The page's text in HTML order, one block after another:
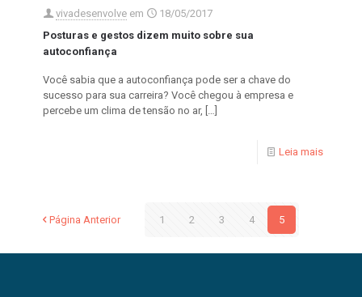
vivadesenvolve em
18/05/2017
Posturas e gestos dizem muito sobre sua
autoconfiança
Você sabia que a autoconfiança pode ser a chave do
sucesso para sua carreira? Você chegou à empresa e
percebe um clima de tensão no ar,
Leia mais
Página Anterior 1 2 3 4 5